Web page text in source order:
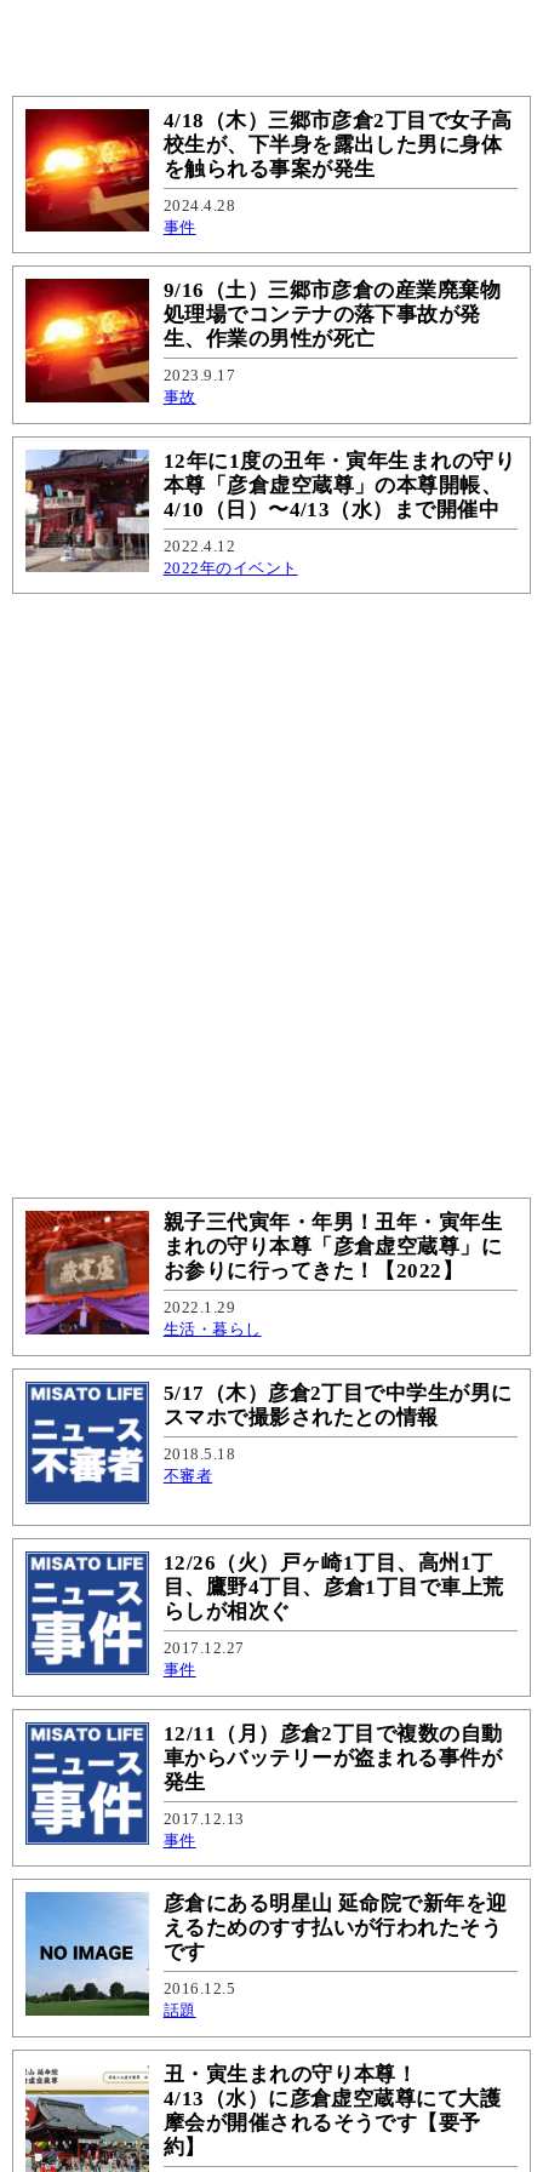
4/18（木）三郷市彦倉2丁目で女子高
校生が、下半身を露出した男に身体
を触られる事案が発生
2024.4.28
事件
9/16（土）三郷市彦倉の産業廃棄物
処理場でコンテナの落下事故が発
生、作業の男性が死亡
2023.9.17
事故
12年に1度の丑年・寅年生まれの守り
本尊「彦倉虚空蔵尊」の本尊開帳、
4/10（日）〜4/13（水）まで開催中
2022.4.12
2022年のイベント
親子三代寅年・年男！丑年・寅年生
まれの守り本尊「彦倉虚空蔵尊」に
お参りに行ってきた！【2022】
2022.1.29
生活・暮らし
5/17（木）彦倉2丁目で中学生が男に
スマホで撮影されたとの情報
2018.5.18
不審者
12/26（火）戸ヶ崎1丁目、高州1丁
目、鷹野4丁目、彦倉1丁目で車上荒
らしが相次ぐ
2017.12.27
事件
12/11（月）彦倉2丁目で複数の自動
車からバッテリーが盗まれる事件が
発生
2017.12.13
事件
彦倉にある明星山 延命院で新年を迎
えるためのすす払いが行われたそう
です
2016.12.5
話題
丑・寅生まれの守り本尊！
4/13（水）に彦倉虚空蔵尊にて大護
摩会が開催されるそうです【要予
約】